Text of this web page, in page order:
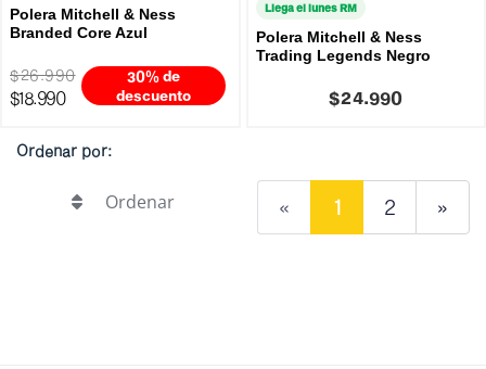
Polera Mitchell & Ness
Branded Core Azul
$26.990
$18.990
30% de
descuento
Llega el lunes RM
Polera Mitchell & Ness
Trading Legends Negro
$24.990
Ordenar por:
Ordenar « 1 2 »